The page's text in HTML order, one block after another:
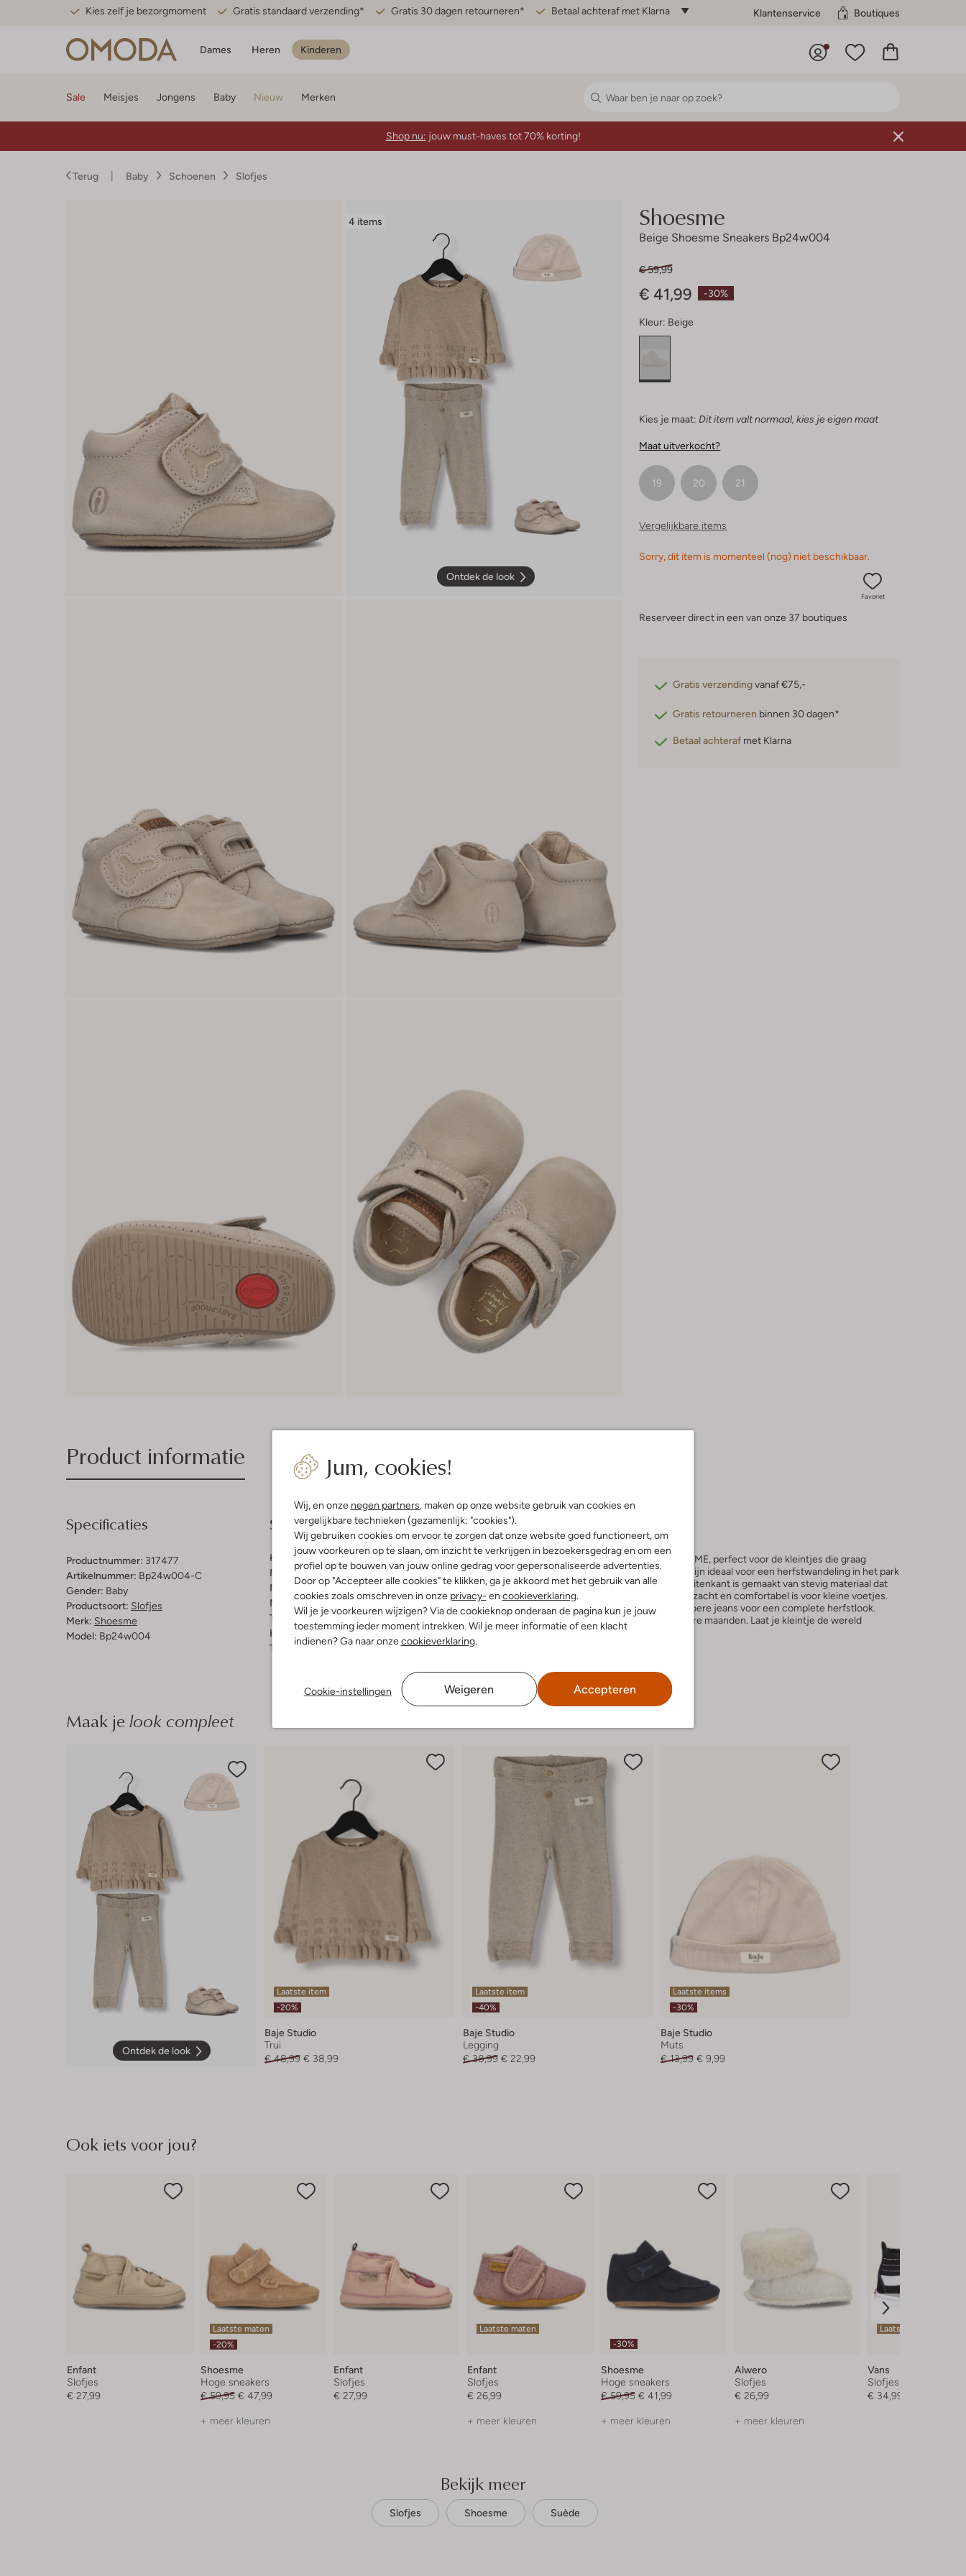
Kies zelf je bezorgmoment Gratis standaard verzending* Gratis 30 dagen retourneren* Betaal achteraf met Klarna Klantenservice Boutiques
Dames Heren Kinderen
Jum, cookies!
Wij, en onze negen partners, maken op onze website gebruik van cookies en
vergelijkbare technieken (gezamenlijk: "cookies").
Wij gebruiken cookies om ervoor te zorgen dat onze website goed functioneert, om
jouw voorkeuren op te slaan, om inzicht te verkrijgen in bezoekersgedrag en om een
profiel op te bouwen van jouw online gedrag voor gepersonaliseerde advertenties.
Door op "Accepteer alle cookies" te klikken, ga je akkoord met het gebruik van alle
cookies zoals omschreven in onze privacy- en cookieverklaring.
Wil je je voorkeuren wijzigen? Via de cookieknop onderaan de pagina kun je jouw
toestemming ieder moment intrekken. Wil je meer informatie of een klacht
indienen? Ga naar onzecookieverklaring.
Cookie-instellingen Weigeren Accepteren
Sale Meisjes Jongens Baby Nieuw Merken
Shop nu: jouw must-haves tot 70% korting!
Terug Baby Schoenen Slofjes
4 items
Ontdek de look
Shoesme
Beige Shoesme Sneakers Bp24w004
-30%
€ 59,99
€ 41,99
Kleur: Beige
Kies je maat: Dit item valt normaal, kies je eigen maat
Maat uitverkocht?
19 20 21
Vergelijkbare items
Sorry, dit item is momenteel (nog) niet beschikbaar.
Favoriet
Reserveer direct in een van onze 37 boutiques
Gratis verzendingvanaf €75,-
Gratis retourneren binnen 30 dagen*
Betaal achteraf met Klarna
Product informatie Bezorgen & retourneren
Specificaties
Productnummer: 317477
Artikelnummer: Bp24w004-C
Gender: Baby
Productsoort: Slofjes
Merk: Shoesme
Model: Bp24w004
Samenstelling & Pasvorm
Kleur:Beige
Materiaal buitenkant:Suède
Materiaal binnenkant:Katoen
Materiaal zool:Rubber
Type sluiting: Klittenband
Hakvorm:Platte Zool
Type neus: Ronde Neus
Omschrijving
Ontdek de BP24W004 sneakers van SHOESME, perfect voor de kleintjes die graag
avonturen beleven. Deze taupe schoentjes zijn ideaal voor een herfstwandeling in het park
of een speelse middag in de speeltuin. De buitenkant is gemaakt van stevig materiaal dat
tegen een stootje kan, terwijl de binnenkant zacht en comfortabel is voor kleine voetjes.
Combineer ze met een warme trui en een stoere jeans voor een complete herfstlook.
Deze schoenen zijn praktisch voor de koudere maanden. Laat je kleintje de wereld
ontdekken in stijl en comfort.
Maak je look compleet
Ontdek de look
Laatste item
-20%
Baje Studio
Trui
€ 48,99 € 38,99
Laatste item
-40%
Baje Studio
Legging
€ 38,99 € 22,99
Laatste items
-30%
Baje Studio
Muts
€ 13,99 € 9,99
Ook iets voor jou?
Enfant
Slofjes
€ 27,99
Laatste maten
-20%
Shoesme
Hoge sneakers
€ 59,95 € 47,99
+ meer kleuren
Enfant
Slofjes
€ 27,99
Laatste maten
Enfant
Slofjes
€ 26,99
+ meer kleuren
-30%
Shoesme
Hoge sneakers
€ 59,95 € 41,99
+ meer kleuren
Alwero
Slofjes
€ 26,99
+ meer kleuren
Laatste maten
Vans
Slofjes
€ 34,99
Bekijk meer
Slofjes Shoesme Suède